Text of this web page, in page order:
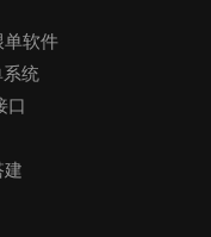
软件
系统
口